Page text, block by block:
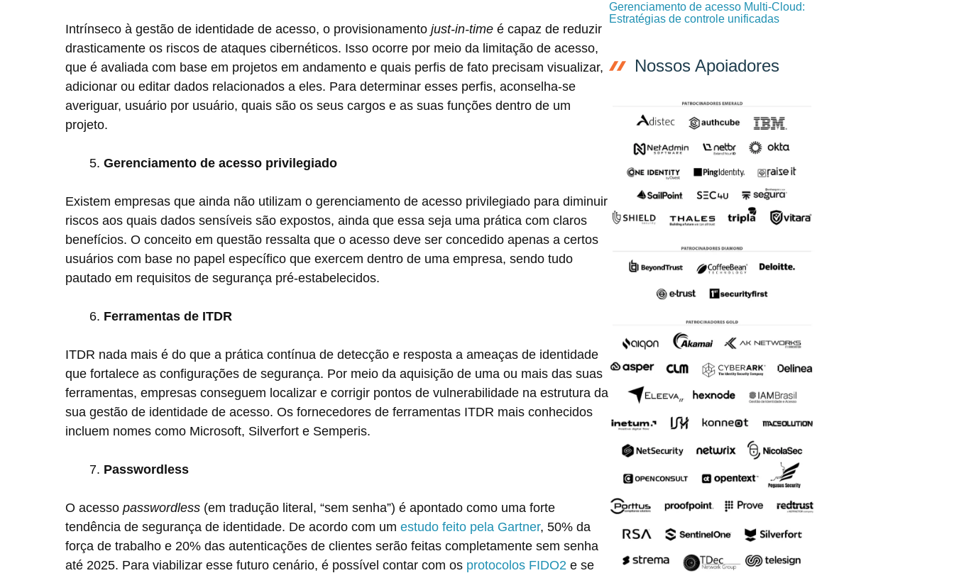
Intrínseco à gestão de identidade de acesso, o provisionamento just-in-time é capaz de reduzir
drasticamente os riscos de ataques cibernéticos. Isso ocorre por meio da limitação de acesso,
que é avaliada com base em projetos em andamento e quais perfis de fato precisam visualizar,
adicionar ou editar dados relacionados a eles. Para determinar esses perfis, aconselha-se
averiguar, usuário por usuário, quais são os seus cargos e as suas funções dentro de um
projeto.
Gerenciamento de acesso privilegiado
Existem empresas que ainda não utilizam o gerenciamento de acesso privilegiado para diminuir
riscos aos quais dados sensíveis são expostos, ainda que essa seja uma prática com claros
benefícios. O conceito em questão ressalta que o acesso deve ser concedido apenas a certos
usuários com base no papel específico que exercem dentro de uma empresa, sendo tudo
pautado em requisitos de segurança pré-estabelecidos.
Ferramentas de ITDR
ITDR nada mais é do que a prática contínua de detecção e resposta a ameaças de identidade
que fortalece as configurações de segurança. Por meio da aquisição de uma ou mais das suas
ferramentas, empresas conseguem localizar e corrigir pontos de vulnerabilidade na estrutura da
sua gestão de identidade de acesso. Os fornecedores de ferramentas ITDR mais conhecidos
incluem nomes como Microsoft, Silverfort e Semperis.
Passwordless
O acesso passwordless (em tradução literal, “sem senha”) é apontado como uma forte
tendência de segurança de identidade. De acordo com um estudo feito pela Gartner, 50% da
força de trabalho e 20% das autenticações de clientes serão feitas completamente sem senha
até 2025. Para viabilizar esse futuro cenário, é possível contar com os protocolos FIDO2 e se
Gerenciamento de acesso Multi-Cloud:
Estratégias de controle unificadas
Nossos Apoiadores